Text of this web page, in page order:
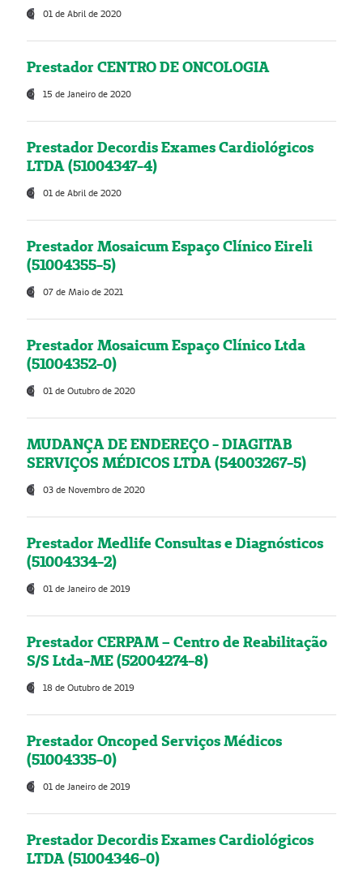
01 de Abril de 2020
Prestador CENTRO DE ONCOLOGIA
15 de Janeiro de 2020
Prestador Decordis Exames Cardiológicos
LTDA (51004347-4)
01 de Abril de 2020
Prestador Mosaicum Espaço Clínico Eireli
(51004355-5)
07 de Maio de 2021
Prestador Mosaicum Espaço Clínico Ltda
(51004352-0)
01 de Outubro de 2020
MUDANÇA DE ENDEREÇO - DIAGITAB
SERVIÇOS MÉDICOS LTDA (54003267-5)
03 de Novembro de 2020
Prestador Medlife Consultas e Diagnósticos
(51004334-2)
01 de Janeiro de 2019
Prestador CERPAM – Centro de Reabilitação
S/S Ltda-ME (52004274-8)
18 de Outubro de 2019
Prestador Oncoped Serviços Médicos
(51004335-0)
01 de Janeiro de 2019
Prestador Decordis Exames Cardiológicos
LTDA (51004346-0)